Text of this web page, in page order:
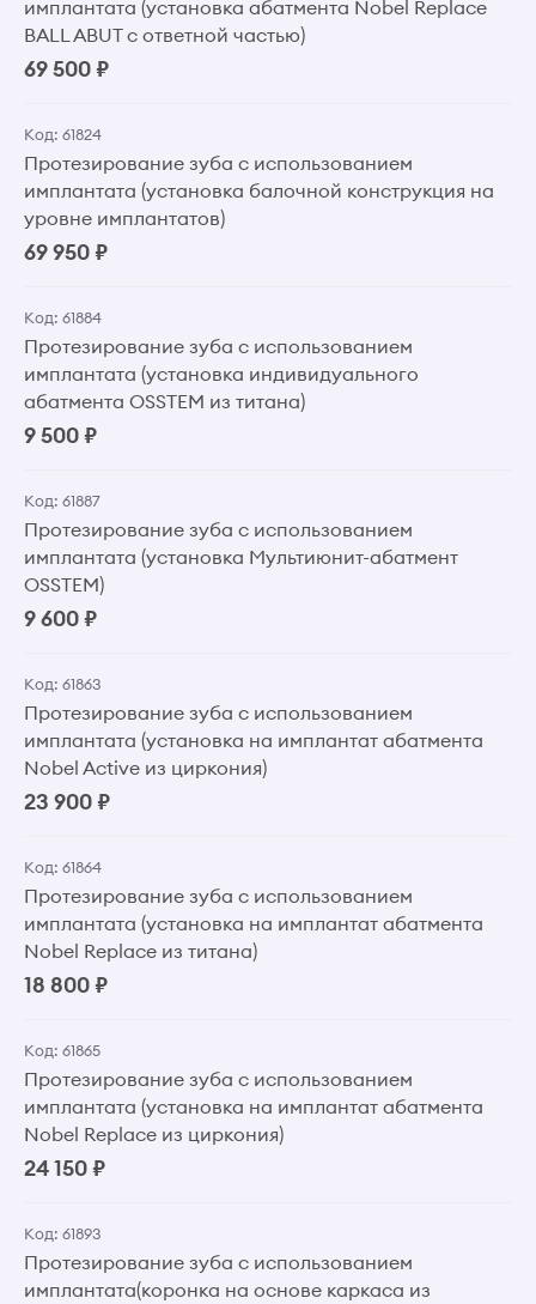
имплантата (установка абатмента Nobel Replace
BALL ABUT с ответной частью)
69 500 ₽
Код: 61824
Протезирование зуба с использованием
имплантата (установка балочной конструкция на
уровне имплантатов)
69 950 ₽
Код: 61884
Протезирование зуба с использованием
имплантата (установка индивидуального
абатмента OSSTEM из титана)
9 500 ₽
Код: 61887
Протезирование зуба с использованием
имплантата (установка Мультиюнит-абатмент
OSSTEM)
9 600 ₽
Код: 61863
Протезирование зуба с использованием
имплантата (установка на имплантат абатмента
Nobel Active из циркония)
23 900 ₽
Код: 61864
Протезирование зуба с использованием
имплантата (установка на имплантат абатмента
Nobel Replace из титана)
18 800 ₽
Код: 61865
Протезирование зуба с использованием
имплантата (установка на имплантат абатмента
Nobel Replace из циркония)
24 150 ₽
Код: 61893
Протезирование зуба с использованием
имплантата(коронка на основе каркаса из